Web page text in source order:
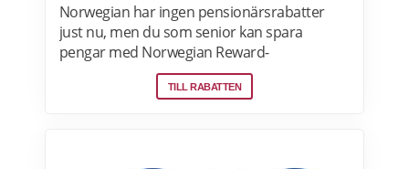
Norwegian har ingen pensionärsrabatter
just nu, men du som senior kan spara
pengar med Norwegian Reward-
lojalitetsprogram. Tjäna Spenn och använd
dem för att få ännu billigare eller helt gratis
TILL RABATTEN